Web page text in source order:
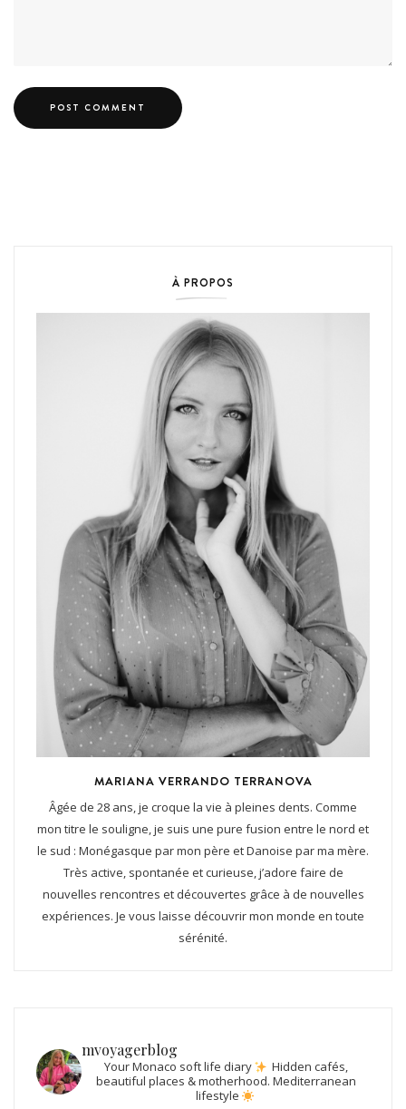
À PROPOS
MARIANA VERRANDO TERRANOVA
Âgée de 28 ans, je croque la vie à pleines dents. Comme
mon titre le souligne, je suis une pure fusion entre le nord et
le sud : Monégasque par mon père et Danoise par ma mère.
Très active, spontanée et curieuse, j’adore faire de
nouvelles rencontres et découvertes grâce à de nouvelles
expériences. Je vous laisse découvrir mon monde en toute
sérénité.
mvoyagerblog
Your Monaco soft life diary
Hidden cafés,
beautiful places & motherhood. Mediterranean
lifestyle